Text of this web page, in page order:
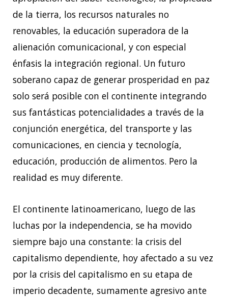
de la tierra, los recursos naturales no
renovables, la educación superadora de la
alienación comunicacional, y con especial
énfasis la integración regional. Un futuro
soberano capaz de generar prosperidad en paz
solo será posible con el continente integrando
sus fantásticas potencialidades a través de la
conjunción energética, del transporte y las
comunicaciones, en ciencia y tecnología,
educación, producción de alimentos. Pero la
realidad es muy diferente.
El continente latinoamericano, luego de las
luchas por la independencia, se ha movido
siempre bajo una constante: la crisis del
capitalismo dependiente, hoy afectado a su vez
por la crisis del capitalismo en su etapa de
imperio decadente, sumamente agresivo ante